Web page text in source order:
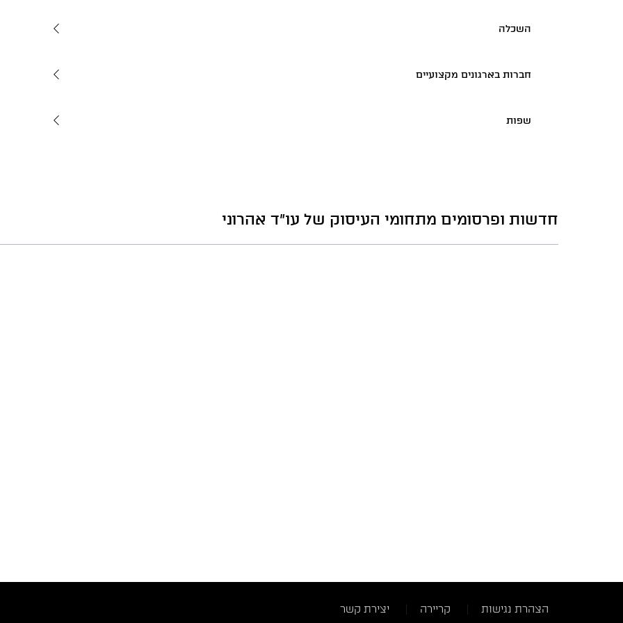
השכלה
חברות בארגונים מקצועיים
שפות
חדשות ופרסומים מתחומי העיסוק של עו"ד אהרוני
הצהרת נגישות קריירה יצירת קשר